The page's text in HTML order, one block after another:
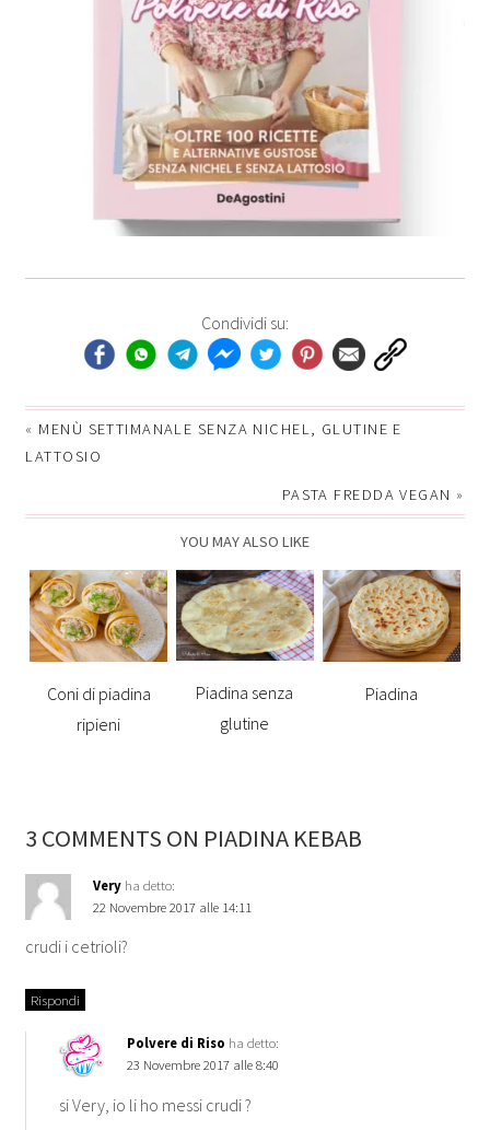
Condividi su:
« MENÙ SETTIMANALE SENZA NICHEL, GLUTINE E
LATTOSIO
PASTA FREDDA VEGAN »
YOU MAY ALSO LIKE
Coni di piadina
ripieni
Piadina senza
glutine
Piadina
3 COMMENTS ON PIADINA KEBAB
Very ha detto:
22 Novembre 2017 alle 14:11
crudi i cetrioli?
Rispondi
Polvere di Riso ha detto:
23 Novembre 2017 alle 8:40
si Very, io li ho messi crudi ?